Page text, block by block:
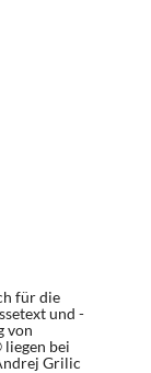
für die
und -
von
bei
Grilic